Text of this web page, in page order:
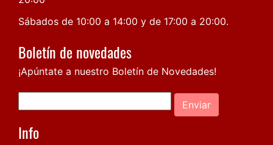
Sábados de 10:00 a 14:00 y de 17:00 a 20:00.
Boletín de novedades
¡Apúntate a nuestro Boletín de Novedades!
Enviar
Info